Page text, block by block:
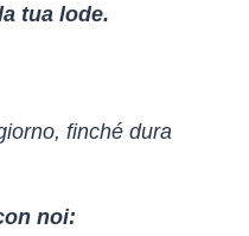
tua lode.
finché dura
noi: